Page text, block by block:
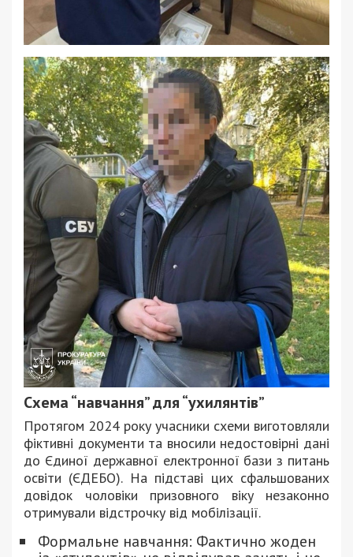
Схема “навчання” для “ухилянтів”
Протягом 2024 року учасники схеми виготовляли
фіктивні документи та вносили недостовірні дані
до Єдиної державної електронної бази з питань
освіти (ЄДЕБО). На підставі цих сфальшованих
довідок чоловіки призовного віку незаконно
отримували відстрочку від мобілізації.
Формальне навчання: Фактично жоден